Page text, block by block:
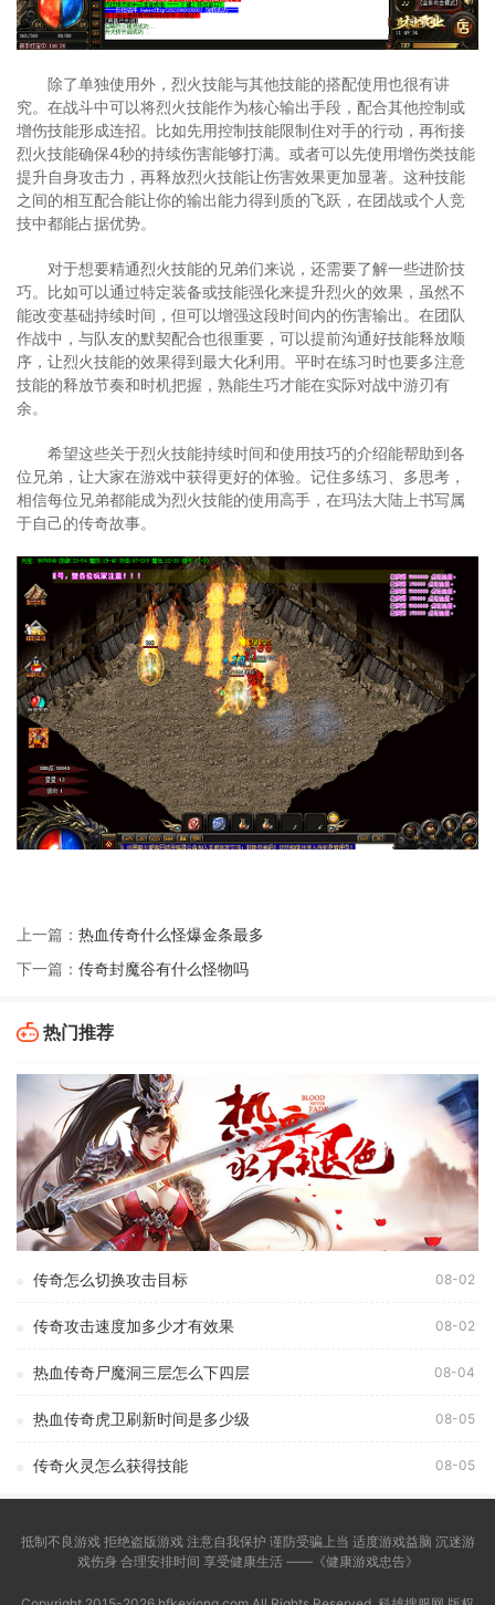
除了单独使用外，烈火技能与其他技能的搭配使用也很有讲
究。在战斗中可以将烈火技能作为核心输出手段，配合其他控制或
增伤技能形成连招。比如先用控制技能限制住对手的行动，再衔接
烈火技能确保4秒的持续伤害能够打满。或者可以先使用增伤类技能
提升自身攻击力，再释放烈火技能让伤害效果更加显著。这种技能
之间的相互配合能让你的输出能力得到质的飞跃，在团战或个人竞
技中都能占据优势。
对于想要精通烈火技能的兄弟们来说，还需要了解一些进阶技
巧。比如可以通过特定装备或技能强化来提升烈火的效果，虽然不
能改变基础持续时间，但可以增强这段时间内的伤害输出。在团队
作战中，与队友的默契配合也很重要，可以提前沟通好技能释放顺
序，让烈火技能的效果得到最大化利用。平时在练习时也要多注意
技能的释放节奏和时机把握，熟能生巧才能在实际对战中游刃有
余。
希望这些关于烈火技能持续时间和使用技巧的介绍能帮助到各
位兄弟，让大家在游戏中获得更好的体验。记住多练习、多思考，
相信每位兄弟都能成为烈火技能的使用高手，在玛法大陆上书写属
于自己的传奇故事。
上一篇： 热血传奇什么怪爆金条最多
下一篇： 传奇封魔谷有什么怪物吗
热门推荐
传奇怎么切换攻击目标 08-02
传奇攻击速度加多少才有效果 08-02
热血传奇尸魔洞三层怎么下四层 08-04
热血传奇虎卫刷新时间是多少级 08-05
传奇火灵怎么获得技能 08-05
抵制不良游戏 拒绝盗版游戏 注意自我保护 谨防受骗上当 适度游戏益脑 沉迷游
戏伤身 合理安排时间 享受健康生活 ——《健康游戏忠告》